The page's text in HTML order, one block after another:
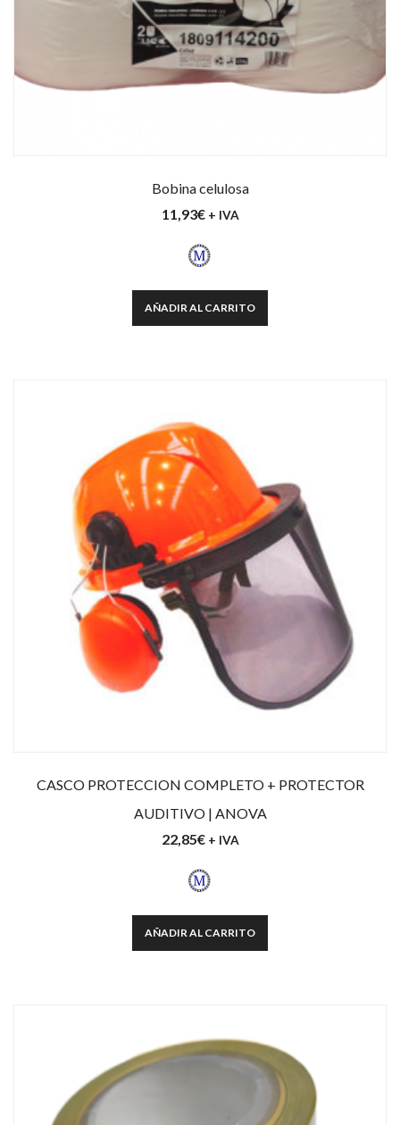
Bobina celulosa
11,93€ + IVA
AÑADIR AL CARRITO
CASCO PROTECCION COMPLETO + PROTECTOR
AUDITIVO | ANOVA
22,85€ + IVA
AÑADIR AL CARRITO